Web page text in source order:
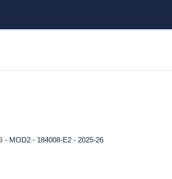
MOD2 - 184008-E2 - 2025-26